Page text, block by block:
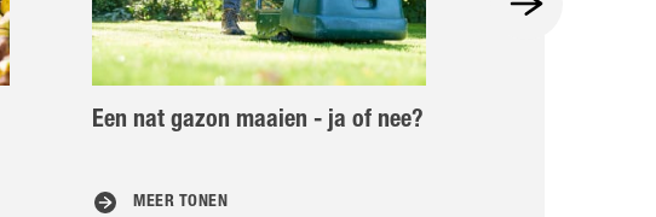
Een nat gazon maaien - ja of nee?
MEER TONEN